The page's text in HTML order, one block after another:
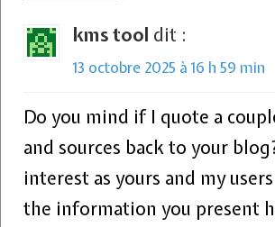
kms tool dit :
13 octobre 2025 à 16 h 59 min
Do you mind if I quote a
and sources back to your
interest as yours and my
the information you present